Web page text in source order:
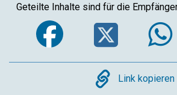
Geteilte Inhalte sind für die
Facebook
Copy
Link kopieren